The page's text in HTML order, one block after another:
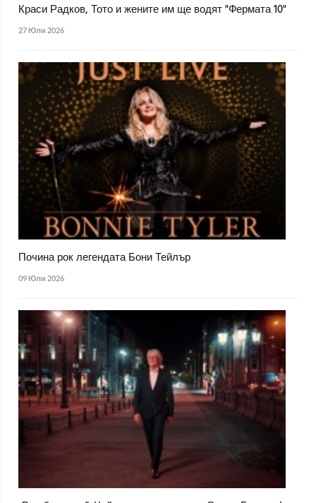
Краси Радков, Тото и жените им ще водят "Фермата 10"
27 Юли 2026
Почина рок легендата Бони Тейлър
09 Юли 2026